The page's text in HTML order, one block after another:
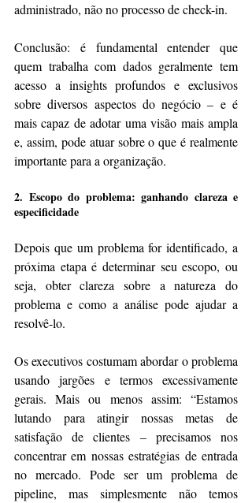
administrado, não no processo de check-in.
Conclusão: é fundamental entender que
quem trabalha com dados geralmente tem
acesso a insights profundos e exclusivos
sobre diversos aspectos do negócio – e é
mais capaz de adotar uma visão mais ampla
e, assim, pode atuar sobre o que é realmente
importante para a organização.
2. Escopo do problema: ganhando clareza e
especificidade
Depois que um problema for identificado, a
próxima etapa é determinar seu escopo, ou
seja, obter clareza sobre a natureza do
problema e como a análise pode ajudar a
resolvê-lo.
Os executivos costumam abordar o problema
usando jargões e termos excessivamente
gerais. Mais ou menos assim: “Estamos
lutando para atingir nossas metas de
satisfação de clientes – precisamos nos
concentrar em nossas estratégias de entrada
no mercado. Pode ser um problema de
pipeline, mas simplesmente não temos